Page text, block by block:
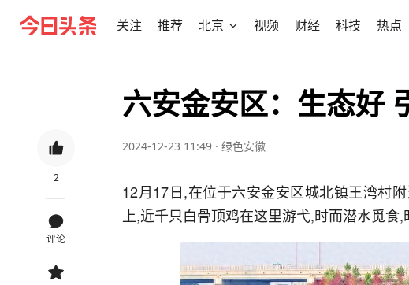
关注 推荐 北京 视频 财经 科技 热点
2
评论
六安金安区：生态好
2024-12-23 11:49 · 绿色安徽
12月17日,在位于六安金安区城北镇王湾村
上,近千只白骨顶鸡在这里游弋,时而潜水觅食,